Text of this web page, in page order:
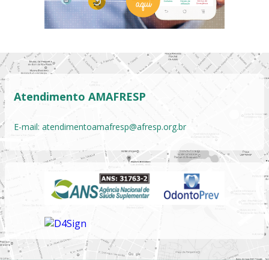
Atendimento AMAFRESP
E-mail: atendimentoamafresp@afresp.org.br